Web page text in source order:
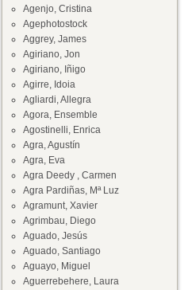
Agenjo, Cristina
Agephotostock
Aggrey, James
Agiriano, Jon
Agiriano, Iñigo
Agirre, Idoia
Agliardi, Allegra
Agora, Ensemble
Agostinelli, Enrica
Agra, Agustín
Agra, Eva
Agra Deedy , Carmen
Agra Pardiñas, Mª Luz
Agramunt, Xavier
Agrimbau, Diego
Aguado, Jesús
Aguado, Santiago
Aguayo, Miguel
Aguerrebehere, Laura